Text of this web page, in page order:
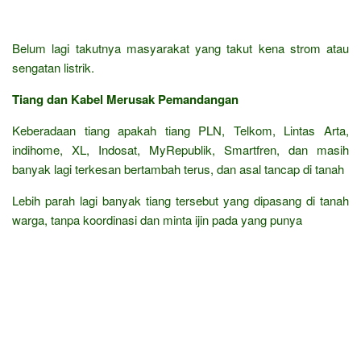
Belum lagi takutnya masyarakat yang takut kena strom atau
sengatan listrik.
Tiang dan Kabel Merusak Pemandangan
Keberadaan tiang apakah tiang PLN, Telkom, Lintas Arta,
indihome, XL, Indosat, MyRepublik, Smartfren, dan masih
banyak lagi terkesan bertambah terus, dan asal tancap di tanah
Lebih parah lagi banyak tiang tersebut yang dipasang di tanah
warga, tanpa koordinasi dan minta ijin pada yang punya